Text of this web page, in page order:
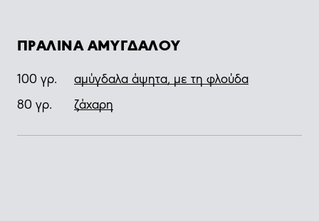
ΠΡΑΛΙΝΑ ΑΜΥΓΔΑΛΟΥ
100 γρ.
αμύγδαλα άψητα, με τη φλούδα
80 γρ. ζάχαρη